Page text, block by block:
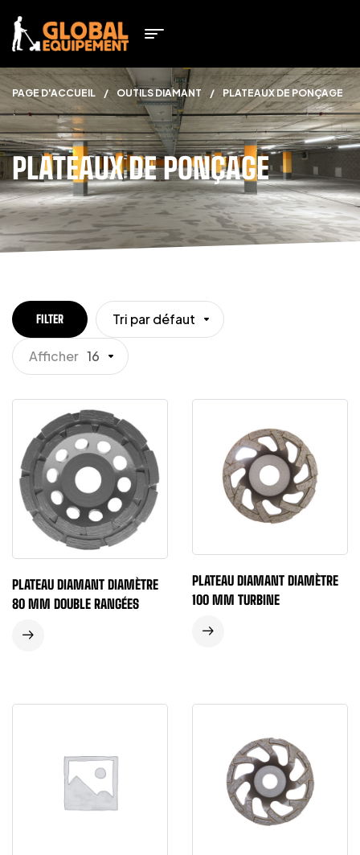
PLATEAUX DE PONÇAGE
PAGE D'ACCUEIL / OUTILS DIAMANT / PLATEAUX DE PONÇAGE
FILTER Tri par défaut
Afficher 16
PLATEAU DIAMANT DIAMÈTRE
80 MM DOUBLE RANGÉES
PLATEAU DIAMANT DIAMÈTRE
100 MM TURBINE